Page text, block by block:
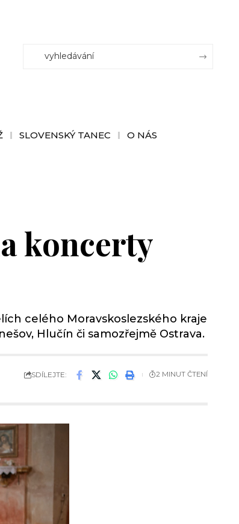
SLOVENSKÝ TANEC O NÁS
koncerty
celého Moravskoslezského kraje
Hlučín či samozřejmě Ostrava.
SDÍLEJTE: 2 MINUT ČTENÍ